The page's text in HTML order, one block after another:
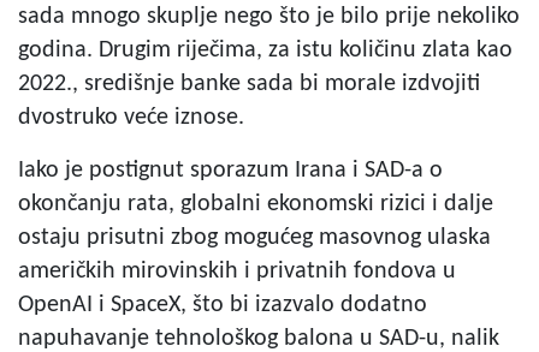
sada mnogo skuplje nego što je bilo prije nekoliko
godina. Drugim riječima, za istu količinu zlata kao
2022., središnje banke sada bi morale izdvojiti
dvostruko veće iznose.
Iako je postignut sporazum Irana i SAD-a o
okončanju rata, globalni ekonomski rizici i dalje
ostaju prisutni zbog mogućeg masovnog ulaska
američkih mirovinskih i privatnih fondova u
OpenAI i SpaceX, što bi izazvalo dodatno
napuhavanje tehnološkog balona u SAD-u, nalik